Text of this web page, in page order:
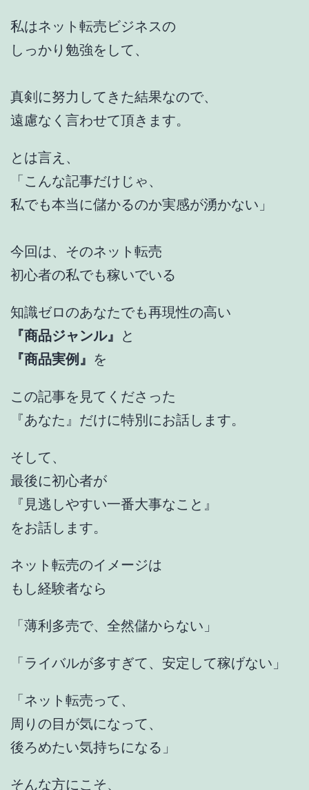
私はネット転売ビジネスの
しっかり勉強をして、
真剣に努力してきた結果なので、
遠慮なく言わせて頂きます。
とは言え、
「こんな記事だけじゃ、
私でも本当に儲かるのか実感が湧かない」
今回は、そのネット転売
初心者の私でも稼いでいる
知識ゼロのあなたでも再現性の高い
『商品ジャンル』
と
『商品実例』 を
この記事を見てくださった
『あなた』だけに特別にお話します。
そして、
最後に初心者が
『見逃しやすい一番大事なこと』
をお話します。
ネット転売のイメージは
もし経験者なら
「薄利多売で、全然儲からない」
「ライバルが多すぎて、安定して稼げない」
「ネット転売って、
周りの目が気になって、
後ろめたい気持ちになる」
そんな方にこそ、